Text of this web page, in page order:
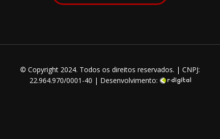
© Copyright 2024. Todos os direitos reservados. | CNPJ:
22.964.970/0001-40 | Desenvolvimento: